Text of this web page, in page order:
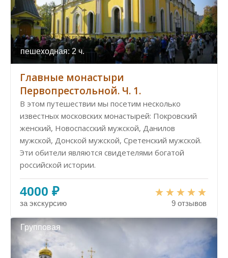
пешеходная: 2 ч.
Главные монастыри
Первопрестольной. Ч. 1.
В этом путешествии мы посетим несколько
известных московских монастырей: Покровский
женский, Новоспасский мужской, Данилов
мужской, Донской мужской, Сретенский мужской.
Эти обители являются свидетелями богатой
российской истории.
4000 ₽
за экскурсию 9 отзывов
Групповая